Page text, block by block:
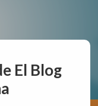
El Blog